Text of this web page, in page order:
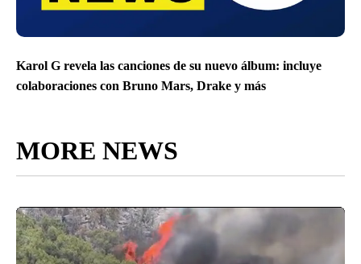
Karol G revela las canciones de su nuevo álbum: incluye
colaboraciones con Bruno Mars, Drake y más
MORE NEWS